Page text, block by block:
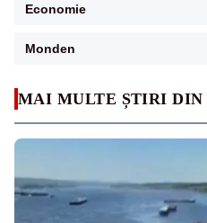
MAI MULTE ȘTIRI DIN
Economie
Monden